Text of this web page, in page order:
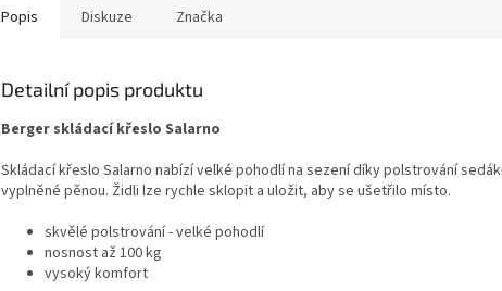
Popis Diskuze Značka
Detailní popis produktu
Berger skládací křeslo Salarno
Skládací křeslo Salarno nabízí velké pohodlí na sezení díky polstrování
vyplněné pěnou. Židli lze rychle sklopit a uložit, aby se ušetřilo místo.
skvělé polstrování - velké pohodlí
nosnost až 100 kg
vysoký komfort